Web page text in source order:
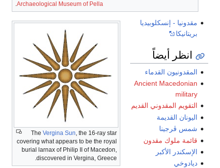
Archaeological Museum of Pella
.
The Vergina Sun, the 16-ray star
covering what appears to be the royal
burial larnax of Philip II of Macedon,
discovered in Vergina, Greece.
مقدونيا - إنسكلوبيديا
بريتانيكا
انظر أيضاً
المقدونيون القدماء
Ancient Macedonian
military
التقويم المقدوني القديم
اليونان القديمة
شمس ڤرجينا
قائمة ملوك مقدون
الإسكندر الأكبر
ديادوخي